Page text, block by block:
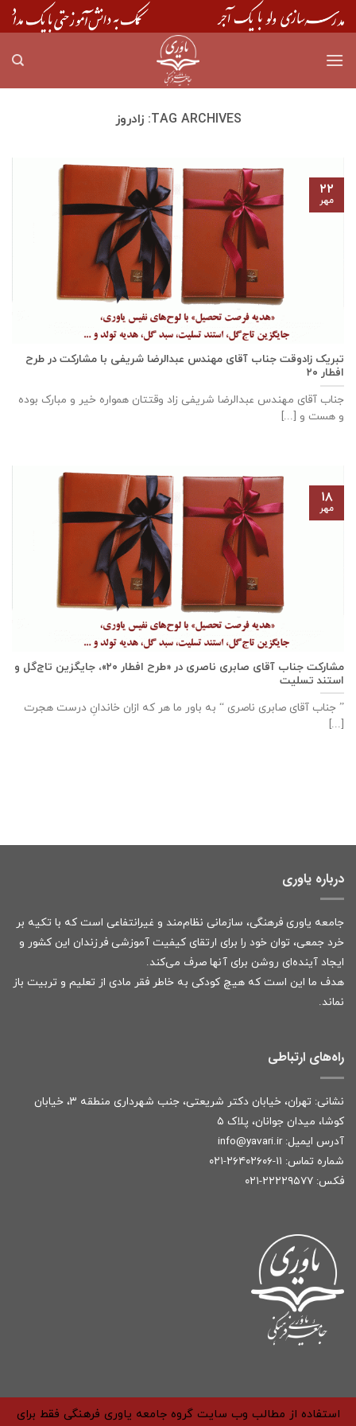
Skip
to
TAG ARCHIVES: زادروز
تبریک زادوقت جناب آقای مهندس عبدالرضا شریفی با مشارکت در طرح
افطار ۲۰
جناب آقای مهندس عبدالرضا شریفی زاد وقتتان همواره خیر و مبارک بوده
و هست و [...]
۲۲
مهر
مشارکت جناب آقای صابری ناصری در «طرح افطار ۲۰»، جایگزین تاج‌گل و
استند تسلیت
” جناب آقای صابری ناصری “ به باور ما هر که ازان خاندانِ درست هجرت
[...]
۱۸
مهر
درباره یاوری
جامعه یاوری فرهنگی، سازمانی نظام‌مند و غیرانتفاعی است که با تکیه بر
خرد جمعی، توان خود را برای ارتقای کیفیت آموزشی فرزندان این کشور و
ایجاد آینده‌ای روشن برای آنها صرف می‌کند.
هدف ما این است که هیچ کودکی به خاطر فقر مادی از تعلیم و تربیت باز
نماند.
راه‌های ارتباطی
نشانی: تهران، خیابان دکتر شریعتی، جنب شهرداری منطقه ۳، خیابان
کوشا، میدان جوانان، پلاک ۵
آدرس ایمیل: info@yavari.ir
شماره تماس: ۱۱-۲۶۴۰۲۶۰۶-۰۲۱
فکس: ۲۲۲۲۹۵۷۷-۰۲۱
استفاده از مطالب وب سایت گروه جامعه یاوری فرهنگی فقط برای